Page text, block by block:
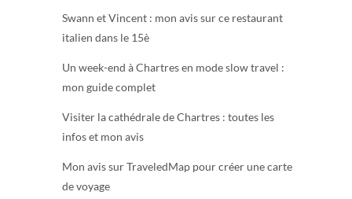
Swann et Vincent : mon avis sur ce restaurant
italien dans le 15è
Un week-end à Chartres en mode slow travel :
mon guide complet
Visiter la cathédrale de Chartres : toutes les
infos et mon avis
Mon avis sur TraveledMap pour créer une carte
de voyage